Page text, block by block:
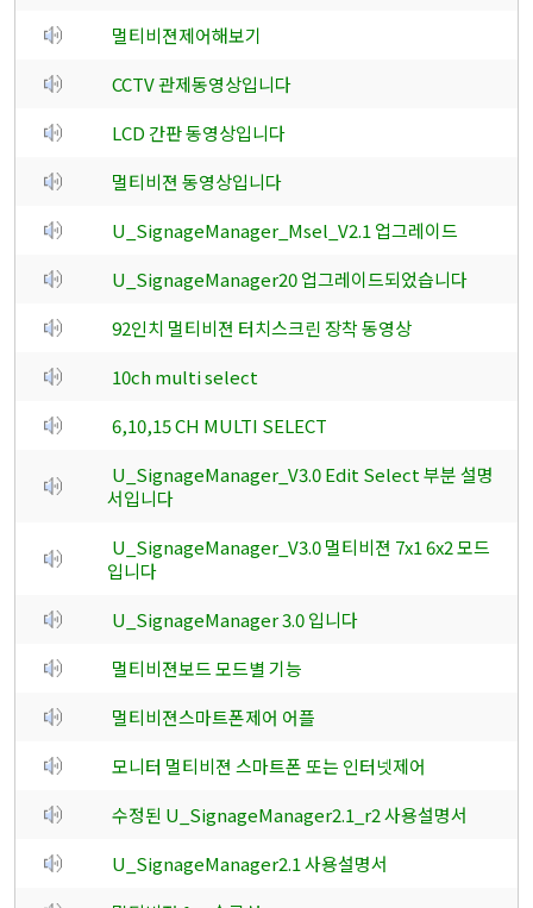
멀티비젼제어해보기
CCTV 관제동영상입니다
LCD 간판 동영상입니다
멀티비젼 동영상입니다
U_SignageManager_Msel_V2.1 업그레이드
U_SignageManager20 업그레이드되었습니다
92인치 멀티비젼 터치스크린 장착 동영상
10ch multi select
6,10,15 CH MULTI SELECT
U_SignageManager_V3.0 Edit Select 부분 설명
서입니다
U_SignageManager_V3.0 멀티비젼 7x1 6x2 모드
입니다
U_SignageManager 3.0 입니다
멀티비젼보드 모드별 기능
멀티비젼스마트폰제어 어플
모니터 멀티비젼 스마트폰 또는 인터넷제어
수정된 U_SignageManager2.1_r2 사용설명서
U_SignageManager2.1 사용설명서